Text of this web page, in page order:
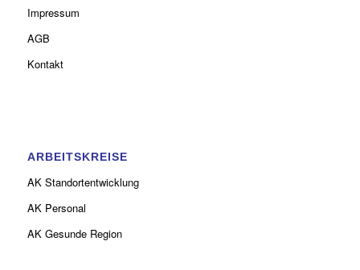
Impressum
AGB
Kontakt
ARBEITSKREISE
AK Standortentwicklung
AK Personal
AK Gesunde Region